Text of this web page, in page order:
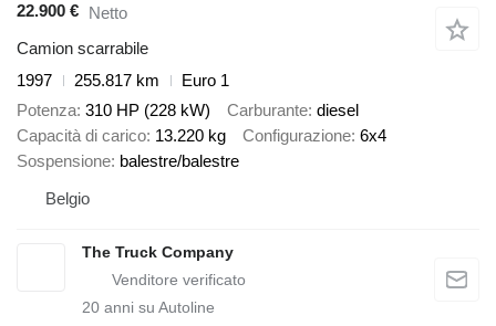
22.900 € Netto
Camion scarrabile
1997
255.817 km
Euro 1
Potenza 310 HP (228 kW) Carburante diesel
Capacità di carico 13.220 kg Configurazione 6x4
Sospensione balestre/balestre
Belgio
The Truck Company
20 anni su Autoline